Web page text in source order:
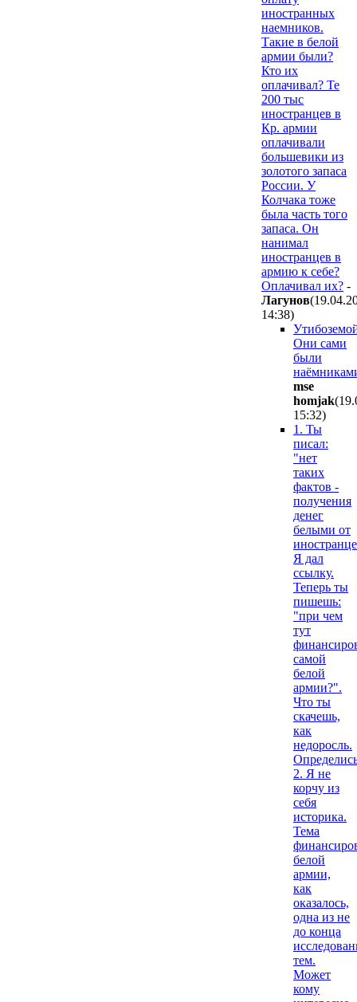
иностранных
наемников.
Такие в белой
армии были?
Кто их
оплачивал? Те
200 тыс
иностранцев в
Кр. армии
оплачивали
большевики из
золотого запаса
России. У
Колчака тоже
была часть того
запаса. Он
нанимал
иностранцев в
армию к себе?
Оплачивал их? -
Лaгyнoв
14:38)
Они сами
были
mse
homjak
15:32)
1. Ты
писал:
"нет
таких
фактов -
получения
денег
белыми от
Я дал
ссылку.
Теперь ты
пишешь:
"при чем
тут
самой
белой
армии?".
Что ты
скачешь,
как
недоросль.
2. Я не
корчу из
себя
историка.
Тема
белой
армии,
как
оказалось,
одна из не
до конца
тем.
Может
кому